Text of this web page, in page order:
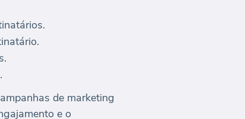
de marketing
e o